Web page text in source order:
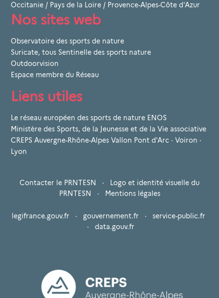
Occitanie / Pays de la Loire / Provence-Alpes-Côte d'Azur
Nos sites web
Observatoire des sports de nature
Suricate, tous Sentinelle des sports nature
Outdoorvision
Espace membre du Réseau
Liens utiles
Le réseau européen des sports de nature ENOS
Ministère des Sports, de la Jeunesse et de la Vie associative
CREPS Auvergne-Rhône-Alpes Vallon Pont d'Arc · Voiron ·
Lyon
Contacter le PRNTESN ·
Logo et identité visuelle du
PRNTESN
· Mentions légales
legifrance.gouv.fr · gouvernement.fr · service-public.fr
· data.gouv.fr